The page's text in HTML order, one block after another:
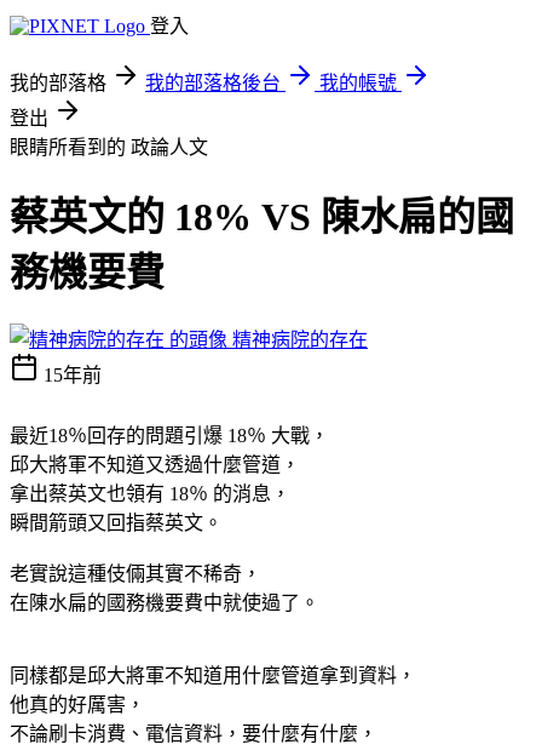
登入
我的部落格 我的部落格後台
我的帳號
登出
眼睛所看到的 政論人文
蔡英文的 18% VS 陳水扁的國
務機要費
精神病院的存在
15年前
最近18％回存的問題引爆 18％ 大戰，
邱大將軍不知道又透過什麼管道，
拿出蔡英文也領有 18％ 的消息，
瞬間箭頭又回指蔡英文。
老實說這種伎倆其實不稀奇，
在陳水扁的國務機要費中就使過了。
同樣都是邱大將軍不知道用什麼管道拿到資料，
他真的好厲害，
不論刷卡消費、電信資料，要什麼有什麼，